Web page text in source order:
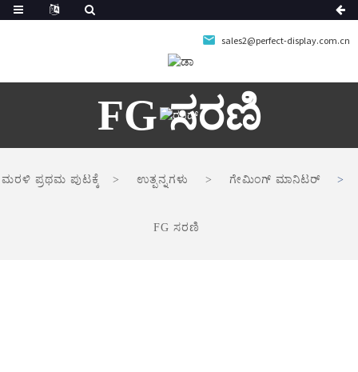
sales2@perfect-display.com.cn
FG ಸರಣಿ
ಮರಳಿ ಪ್ರಥಮ ಪುಟಕ್ಕೆ ಉತ್ಪನ್ನಗಳು ಗೇಮಿಂಗ್ ಮಾನಿಟರ್
FG ಸರಣಿ